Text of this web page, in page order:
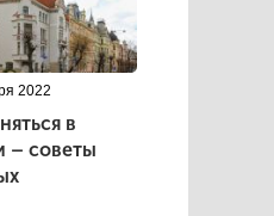
2022
в
– советы